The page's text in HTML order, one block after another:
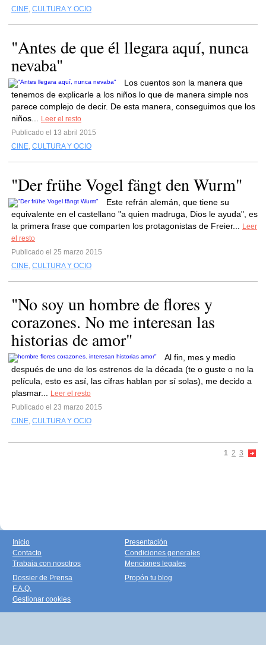
CINE, CULTURA Y OCIO
"Antes de que él llegara aquí, nunca
nevaba"
Los cuentos son la manera que
tenemos de explicarle a los niños lo que de manera simple nos
parece complejo de decir. De esta manera, conseguimos que los
niños...
Leer el resto
Publicado el 13 abril 2015
CINE, CULTURA Y OCIO
"Der frühe Vogel fängt den Wurm"
Este refrán alemán, que tiene su
equivalente en el castellano "a quien madruga, Dios le ayuda", es
la primera frase que comparten los protagonistas de Freier...
Leer
el resto
Publicado el 25 marzo 2015
CINE, CULTURA Y OCIO
"No soy un hombre de flores y
corazones. No me interesan las
historias de amor"
Al fin, mes y medio
después de uno de los estrenos de la década (te o guste o no la
película, esto es así, las cifras hablan por sí solas), me decido a
plasmar...
Leer el resto
Publicado el 23 marzo 2015
CINE, CULTURA Y OCIO
1 2 3
Inicio
Contacto
Trabaja con nosotros
Presentación
Condiciones generales
Menciones legales
Dossier de Prensa
F.A.Q.
Gestionar cookies
Propón tu blog